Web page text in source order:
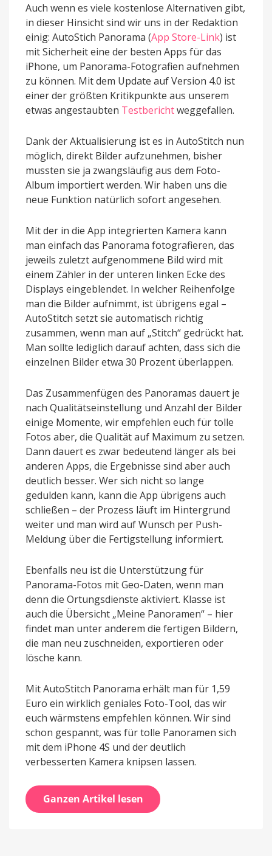
Auch wenn es viele kostenlose Alternativen gibt,
in dieser Hinsicht sind wir uns in der Redaktion
einig: AutoStich Panorama (App Store-Link) ist
mit Sicherheit eine der besten Apps für das
iPhone, um Panorama-Fotografien aufnehmen
zu können. Mit dem Update auf Version 4.0 ist
einer der größten Kritikpunkte aus unserem
etwas angestaubten Testberichtweggefallen.
Dank der Aktualisierung ist es in AutoStitch nun
möglich, direkt Bilder aufzunehmen, bisher
mussten sie ja zwangsläufig aus dem Foto-
Album importiert werden. Wir haben uns die
neue Funktion natürlich sofort angesehen.
Mit der in die App integrierten Kamera kann
man einfach das Panorama fotografieren, das
jeweils zuletzt aufgenommene Bild wird mit
einem Zähler in der unteren linken Ecke des
Displays eingeblendet. In welcher Reihenfolge
man die Bilder aufnimmt, ist übrigens egal –
AutoStitch setzt sie automatisch richtig
zusammen, wenn man auf „Stitch“ gedrückt hat.
Man sollte lediglich darauf achten, dass sich die
einzelnen Bilder etwa 30 Prozent überlappen.
Das Zusammenfügen des Panoramas dauert je
nach Qualitätseinstellung und Anzahl der Bilder
einige Momente, wir empfehlen euch für tolle
Fotos aber, die Qualität auf Maximum zu setzen.
Dann dauert es zwar bedeutend länger als bei
anderen Apps, die Ergebnisse sind aber auch
deutlich besser. Wer sich nicht so lange
gedulden kann, kann die App übrigens auch
schließen – der Prozess läuft im Hintergrund
weiter und man wird auf Wunsch per Push-
Meldung über die Fertigstellung informiert.
Ebenfalls neu ist die Unterstützung für
Panorama-Fotos mit Geo-Daten, wenn man
denn die Ortungsdienste aktiviert. Klasse ist
auch die Übersicht „Meine Panoramen“ – hier
findet man unter anderem die fertigen Bildern,
die man neu zuschneiden, exportieren oder
lösche kann.
Mit AutoStitch Panorama erhält man für 1,59
Euro ein wirklich geniales Foto-Tool, das wir
euch wärmstens empfehlen können. Wir sind
schon gespannt, was für tolle Panoramen sich
mit dem iPhone 4S und der deutlich
verbesserten Kamera knipsen lassen.
Ganzen Artikel lesen